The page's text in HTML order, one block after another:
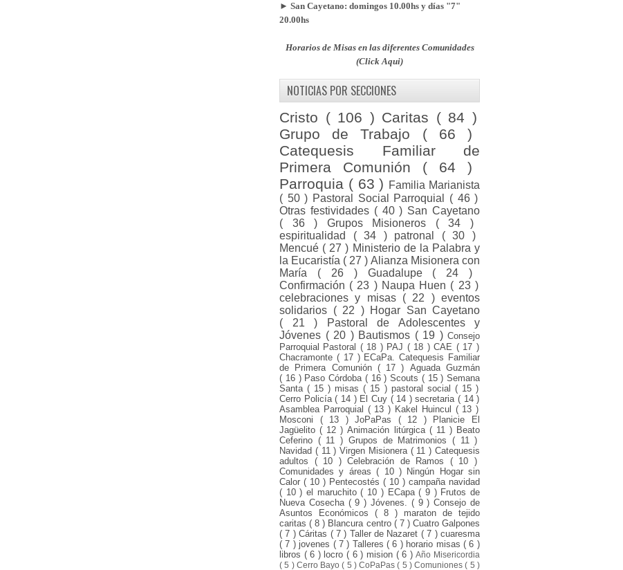
► San Cayetano: domingos 10.00hs y días "7"
20.00hs
Horarios de Misas en las diferentes Comunidades
(Click Aqui)
NOTICIAS POR SECCIONES
Cristo ( 106 ) Caritas ( 84 )
Grupo de Trabajo ( 66 )
Catequesis Familiar de
Primera Comunión ( 64 )
Parroquia ( 63 ) Familia Marianista
( 50 ) Pastoral Social Parroquial ( 46 )
Otras festividades ( 40 ) San Cayetano
( 36 ) Grupos Misioneros ( 34 )
espiritualidad ( 34 ) patronal ( 30 )
Mencué ( 27 ) Ministerio de la Palabra y
la Eucaristía ( 27 ) Alianza Misionera con
María ( 26 ) Guadalupe ( 24 )
Confirmación ( 23 ) Naupa Huen ( 23 )
celebraciones y misas ( 22 ) eventos
solidarios ( 22 ) Hogar San Cayetano
( 21 )
Pastoral de Adolescentes y
Jóvenes ( 20 ) Bautismos ( 19 ) Consejo
Parroquial Pastoral ( 18 ) PAJ ( 18 )CAE ( 17 )
Chacramonte ( 17 ) ECaPa. Catequesis Familiar
de Primera Comunión ( 17 ) Aguada Guzmán
( 16 ) Paso Córdoba ( 16 ) Scouts ( 15 ) Semana
Santa( 15 ) misas( 15 ) pastoral social ( 15 )
Cerro Policía( 14 ) El Cuy ( 14 )secretaria( 14 )
Asamblea Parroquial ( 13 ) Kakel Huincul ( 13 )
Mosconi ( 13 )JoPaPas ( 12 )
Planicie El
Jagüelito( 12 )Animación litúrgica ( 11 ) Beato
Ceferino ( 11 ) Grupos de Matrimonios ( 11 )
Navidad ( 11 )Virgen Misionera ( 11 )Catequesis
adultos ( 10 ) Celebración de Ramos ( 10 )
Comunidades y áreas( 10 ) Ningún Hogar sin
Calor ( 10 ) Pentecostés ( 10 ) campaña navidad
( 10 )el maruchito( 10 ) ECapa( 9 ) Frutos de
Nueva Cosecha ( 9 )Jóvenes. ( 9 )Consejo de
Asuntos Económicos ( 8 ) maraton de tejido
caritas( 8 ) Blancura centro ( 7 ) Cuatro Galpones
( 7 )Cáritas ( 7 ) Taller de Nazaret ( 7 )cuaresma
( 7 ) jovenes ( 7 ) Talleres ( 6 ) horario misas ( 6 )
libros ( 6 ) locro( 6 ) mision ( 6 )Año Misericordia
( 5 ) Cerro Bayo( 5 ) CoPaPas( 5 ) Comuniones( 5 )